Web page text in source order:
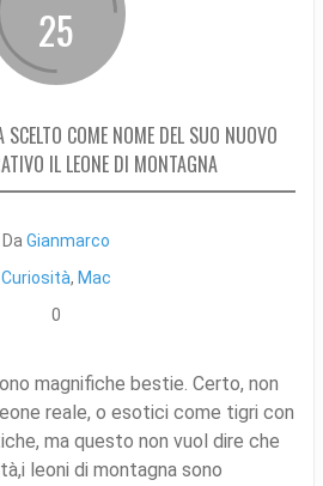
25
SCELTO COME NOME DEL SUO NUOVO
IL LEONE DI MONTAGNA
DaGianmarco
Curiosità, Mac
0
magnifiche bestie. Certo, non
reale, o esotici come tigri con
ma questo non vuol dire che
leoni di montagna sono